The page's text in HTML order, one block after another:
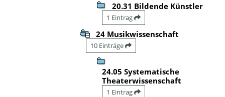
20.31 Bildende Künstler
1 Eintrag
24 Musikwissenschaft
10 Einträge
24.05 Systematische
Theaterwissenschaft
1 Eintrag